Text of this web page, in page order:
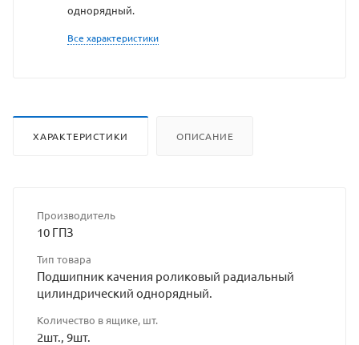
однорядный.
Все характеристики
ХАРАКТЕРИСТИКИ ОПИСАНИЕ
Производитель
10 ГПЗ
Тип товара
Подшипник качения роликовый радиальный
цилиндрический однорядный.
Количество в ящике, шт.
2шт., 9шт.